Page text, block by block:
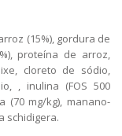
(15%), gordura de
proteína de arroz,
cloreto de sódio,
, inulina (FOS 500
(70 mg/kg), manano-
schidigera.